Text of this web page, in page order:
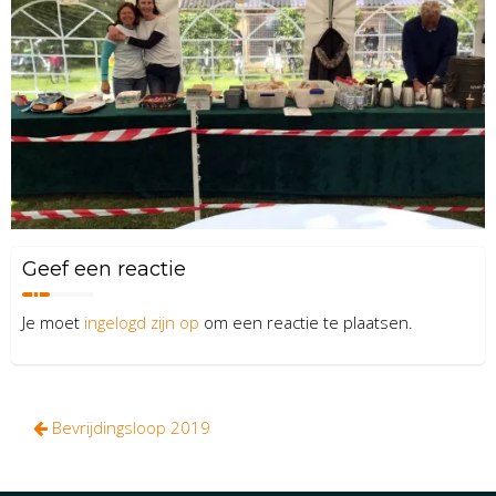
Geef een reactie
Je moet ingelogd zijn op om een reactie te plaatsen.
Bericht
Bevrijdingsloop 2019